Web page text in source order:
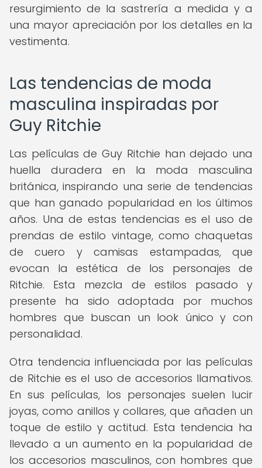
resurgimiento de la sastrería a medida y a
una mayor apreciación por los detalles en la
vestimenta.
Las tendencias de moda
masculina inspiradas por
Guy Ritchie
Las películas de Guy Ritchie han dejado una
huella duradera en la moda masculina
británica, inspirando una serie de tendencias
que han ganado popularidad en los últimos
años. Una de estas tendencias es el uso de
prendas de estilo vintage, como chaquetas
de cuero y camisas estampadas, que
evocan la estética de los personajes de
Ritchie. Esta mezcla de estilos pasado y
presente ha sido adoptada por muchos
hombres que buscan un look único y con
personalidad.
Otra tendencia influenciada por las películas
de Ritchie es el uso de accesorios llamativos.
En sus películas, los personajes suelen lucir
joyas, como anillos y collares, que añaden un
toque de estilo y actitud. Esta tendencia ha
llevado a un aumento en la popularidad de
los accesorios masculinos, con hombres que